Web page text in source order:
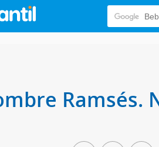
Ramsés.